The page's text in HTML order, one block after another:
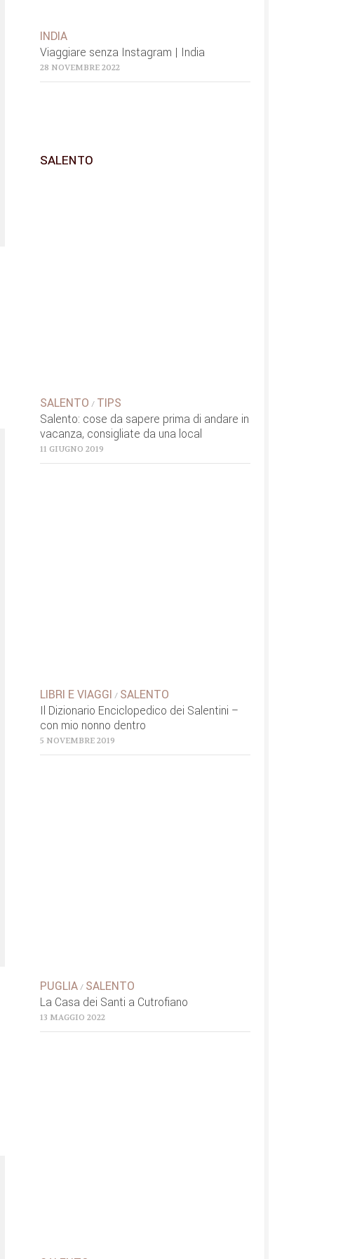
INDIA
Viaggiare senza Instagram | India
28 NOVEMBRE 2022
SALENTO
SALENTO / TIPS
Salento: cose da sapere prima di andare in
vacanza, consigliate da una local
11 GIUGNO 2019
LIBRI E VIAGGI / SALENTO
Il Dizionario Enciclopedico dei Salentini –
con mio nonno dentro
5 NOVEMBRE 2019
PUGLIA / SALENTO
La Casa dei Santi a Cutrofiano
13 MAGGIO 2022